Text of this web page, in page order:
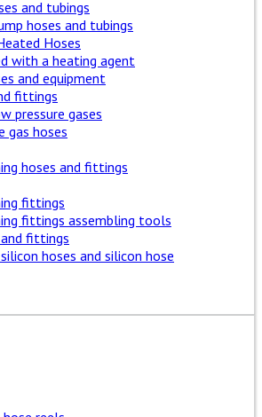
and tubings
hoses and tubings
Hoses
with a heating agent
and equipment
fittings
pressure gases
gas hoses
hoses and fittings
fittings
fittings assembling tools
fittings
hoses and silicon hose